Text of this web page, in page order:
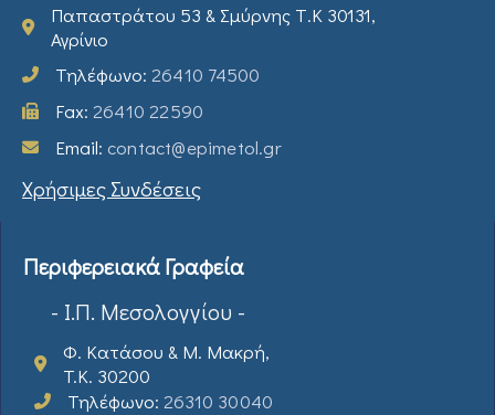
Παπαστράτου 53 & Σμύρνης Τ.Κ 30131,
Αγρίνιο
Τηλέφωνο: 26410 74500
Fax: 26410 22590
Email: contact@epimetol.gr
Χρήσιμες Συνδέσεις
Περιφερειακά Γραφεία
- Ι.Π. Μεσολογγίου -
Φ. Κατάσου & Μ. Μακρή,
T.K. 30200
Τηλέφωνο: 26310 30040